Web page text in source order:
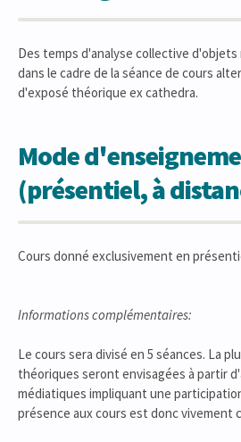
Des temps d'analyse collective
dans le cadre de la séance de cours
d'exposé théorique ex cathedra.
Mode
(présentiel, à
Cours donné exclusivement en
Informations complémentaires:
Le cours sera divisé en 5 séances. La
théoriques seront envisagées à partir
médiatiques impliquant une
présence aux cours est donc vivement